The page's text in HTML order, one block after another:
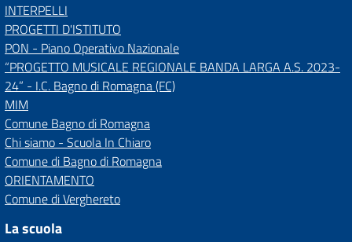
INTERPELLI
PROGETTI D'ISTITUTO
PON - Piano Operativo Nazionale
“PROGETTO MUSICALE REGIONALE BANDA LARGA A.S. 2023-
24” - I.C. Bagno di Romagna (FC)
MIM
Comune Bagno di Romagna
Chi siamo - Scuola In Chiaro
Comune di Bagno di Romagna
ORIENTAMENTO
Comune di Verghereto
La scuola